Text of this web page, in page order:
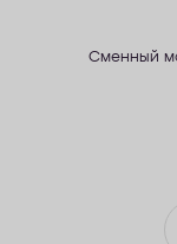
Сменный